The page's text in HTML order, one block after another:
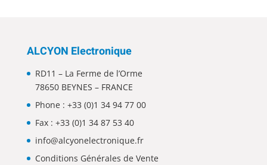
ALCYON Electronique
RD11 – La Ferme de l’Orme
78650 BEYNES – FRANCE
Phone : +33 (0)1 34 94 77 00
Fax : +33 (0)1 34 87 53 40
info@alcyonelectronique.fr
Conditions Générales de Vente